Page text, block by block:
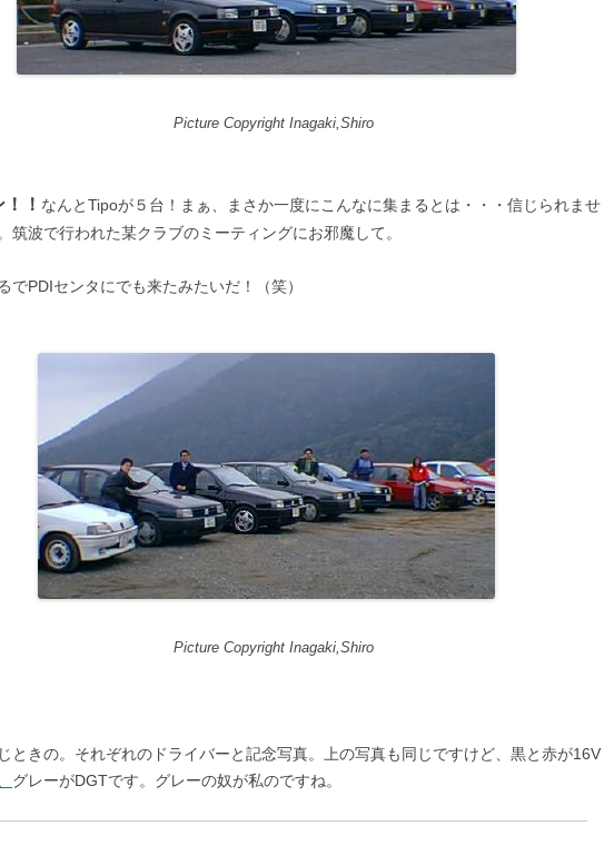
Picture Copyright Inagaki,Shiro
！ なんとTipoが５台！まぁ、まさか一度にこんなに集まるとは・・・信じられませ
筑波で行われた某クラブのミーティングにお邪魔して。
でPDIセンタにでも来たみたいだ！（笑）
Picture Copyright Inagaki,Shiro
ときの。それぞれのドライバーと記念写真。上の写真も同じですけど、黒と赤が16V
グレーがDGTです。グレーの奴が私のですね。